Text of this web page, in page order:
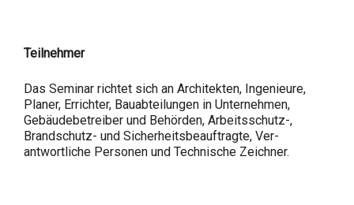
Teilnehmer
Das Seminar richtet sich an Architekten, Ingenieure,
Planer, Errichter, Bauabteilungen in Unternehmen,
Gebäudebetreiber und Behörden, Arbeitsschutz-,
Brandschutz- und Sicherheitsbeauftragte, Ver-
antwortliche Personen und Technische Zeichner.